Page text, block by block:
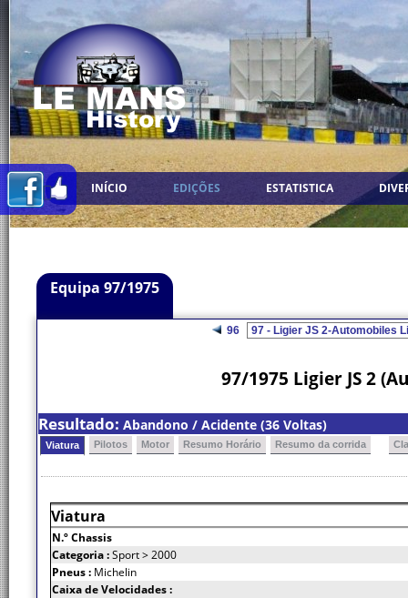
INÍCIO EDIÇÕES ESTATISTICA
Equipa 97/1975
96
97/1975 Ligier JS 2
Resultado: Abandono / Acidente (36 Voltas)
Viatura Pilotos Motor Resumo Horário Resumo da corrida
Viatura
N.º Chassis
Categoria :Sport > 2000
Pneus : Michelin
Caixa de Velocidades :